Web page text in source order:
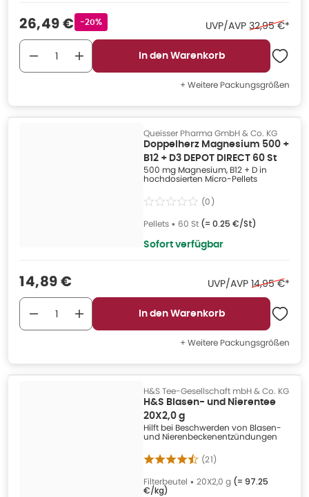
Verkaufspreis
26,49 € Rabattstempel
-20% UVP/AVP Ehemaliger
32,95 €*
In den Warenkorb
+ Weitere Packungsgrößen
Queisser Pharma GmbH & Co. KG
Doppelherz Magnesium 500 +
B12 + D3 DEPOT DIRECT 60 St
500 mg Magnesium, B12 + D in
hochdosierten Micro-Pellets
(0)
Pellets • 60 St (= 0.25 €/St)
Sofort verfügbar
Verkaufspreis
14,89 € UVP/AVP Ehemaliger
14,95 €*
In den Warenkorb
+ Weitere Packungsgrößen
H&S Tee-Gesellschaft mbH & Co. KG
H&S Blasen- und Nierentee
20X2,0 g
Hilft bei Beschwerden von Blasen-
und Nierenbeckenentzündungen
(21)
Filterbeutel • 20X2,0 g (= 97.25
€/kg)